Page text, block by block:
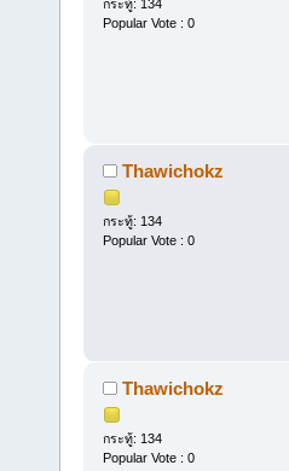
กระทู้: 134
Popular Vote : 0
Thawichokz
กระทู้: 134
Popular Vote : 0
Thawichokz
กระทู้: 134
Popular Vote : 0